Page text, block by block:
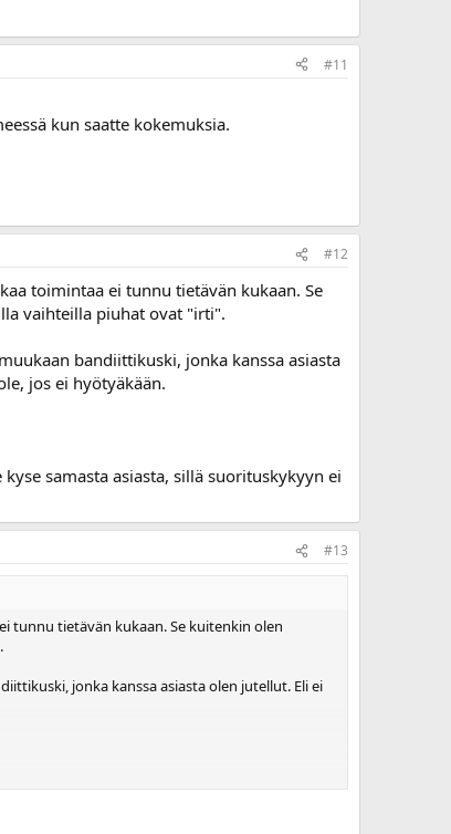
#11
kun saatte kokemuksia.
#12
toimintaa ei tunnu tietävän kukaan. Se
vaihteilla piuhat ovat "irti".
bandiittikuski, jonka kanssa asiasta
jos ei hyötyäkään.
samasta asiasta, sillä suorituskykyyn ei
#13
tunnu tietävän kukaan. Se kuitenkin olen
jonka kanssa asiasta olen jutellut. Eli ei
sillä suorituskykyyn ei tunnu olevan